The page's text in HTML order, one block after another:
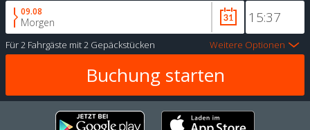
09.08
Morgen
Für2 Fahrgäste mit2 Gepäckstücken Weitere Optionen